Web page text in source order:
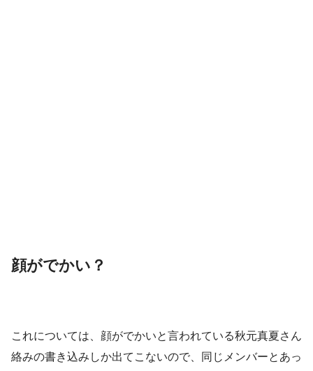
顔がでかい？
これについては、顔がでかいと言われている秋元真夏さん
絡みの書き込みしか出てこないので、同じメンバーとあっ